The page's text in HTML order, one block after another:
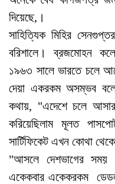
দিয়েছে,।
সাহিত্যিক মিহির
বরিশালে। ব্রজমোহন
১৯৬৩ সালে ভারতে চলে
দেয়া একরকম অসম্ভব
কথায়, "এদেশে চলে আসার
করিয়েছিলাম মূলত
সার্টিফিকেট এখন কোথা
"আসলে দেশভাগের
একেকবার একেকরকম